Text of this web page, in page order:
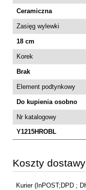
Ceramiczna
Zasięg wylewki
18 cm
Korek
Brak
Element podtynkowy
Do kupienia osobno
Nr katalogowy
Y1215HROBL
Koszty dostawy
Cena nie zawiera
Kurier (InPOST;DPD ;